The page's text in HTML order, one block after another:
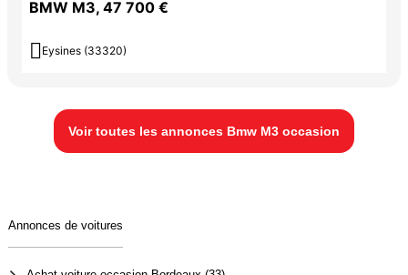
BMW M3, 47 700 €
 Eysines (33320)
Voir toutes les annonces Bmw M3 occasion
Annonces de voitures